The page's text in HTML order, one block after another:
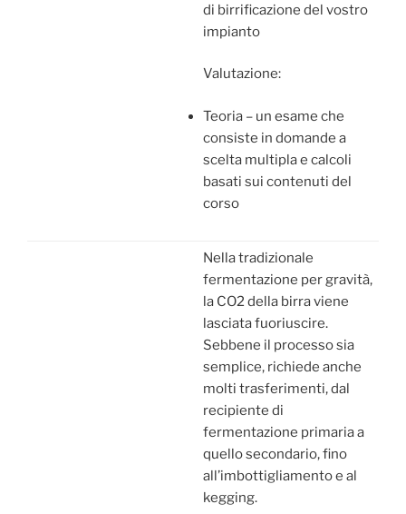
di birrificazione del vostro
impianto
Valutazione:
Teoria – un esame che
consiste in domande a
scelta multipla e calcoli
basati sui contenuti del
corso
Nella tradizionale
fermentazione per gravità,
la CO2 della birra viene
lasciata fuoriuscire.
Sebbene il processo sia
semplice, richiede anche
molti trasferimenti, dal
recipiente di
fermentazione primaria a
quello secondario, fino
all’imbottigliamento e al
kegging.